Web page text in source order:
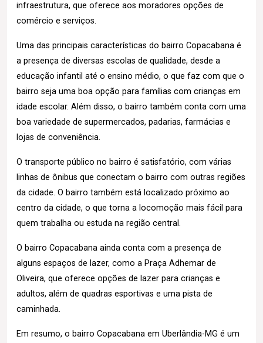
infraestrutura, que oferece aos moradores opções de
comércio e serviços.
Uma das principais características do bairro Copacabana é
a presença de diversas escolas de qualidade, desde a
educação infantil até o ensino médio, o que faz com que o
bairro seja uma boa opção para famílias com crianças em
idade escolar. Além disso, o bairro também conta com uma
boa variedade de supermercados, padarias, farmácias e
lojas de conveniência.
O transporte público no bairro é satisfatório, com várias
linhas de ônibus que conectam o bairro com outras regiões
da cidade. O bairro também está localizado próximo ao
centro da cidade, o que torna a locomoção mais fácil para
quem trabalha ou estuda na região central.
O bairro Copacabana ainda conta com a presença de
alguns espaços de lazer, como a Praça Adhemar de
Oliveira, que oferece opções de lazer para crianças e
adultos, além de quadras esportivas e uma pista de
caminhada.
Em resumo, o bairro Copacabana em Uberlândia-MG é um